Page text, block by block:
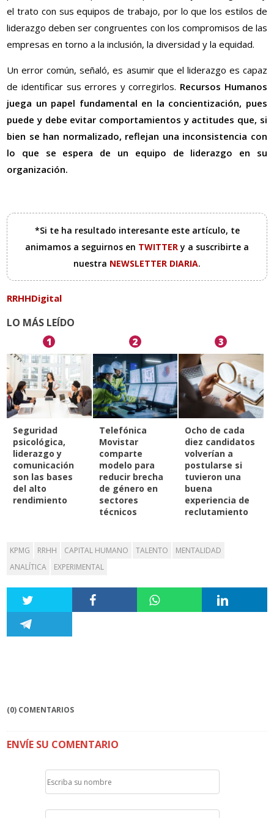
el trato con sus equipos de trabajo, por lo que los estilos de
liderazgo deben ser congruentes con los compromisos de las
empresas en torno a la inclusión, la diversidad y la equidad.
Un error común, señaló, es asumir que el liderazgo es capaz
de identificar sus errores y corregirlos. Recursos Humanos
juega un papel fundamental en la concientización, pues
puede y debe evitar comportamientos y actitudes que, si
bien se han normalizado, reflejan una inconsistencia con
lo que se espera de un equipo de liderazgo en su
organización.
*Si te ha resultado interesante este artículo, te
animamos a seguirnos en TWITTERy a suscribirte a
nuestra NEWSLETTER DIARIA.
RRHHDigital
LO MÁS LEÍDO
1
Seguridad
psicológica,
liderazgo y
comunicación
son las bases
del alto
rendimiento
2
Telefónica
Movistar
comparte
modelo para
reducir brecha
de género en
sectores
técnicos
3
Ocho de cada
diez candidatos
volverían a
postularse si
tuvieron una
buena
experiencia de
reclutamiento
KPMG RRHH CAPITAL HUMANO TALENTO
MENTALIDAD
ANALÍTICA
EXPERIMENTAL
(0) COMENTARIOS
ENVÍE SU COMENTARIO